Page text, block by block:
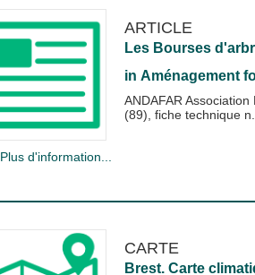
ARTICLE
Les Bourses
in Aménagement
ANDAFAR
(89), fiche technique
Plus d'information...
CARTE
Brest. Carte